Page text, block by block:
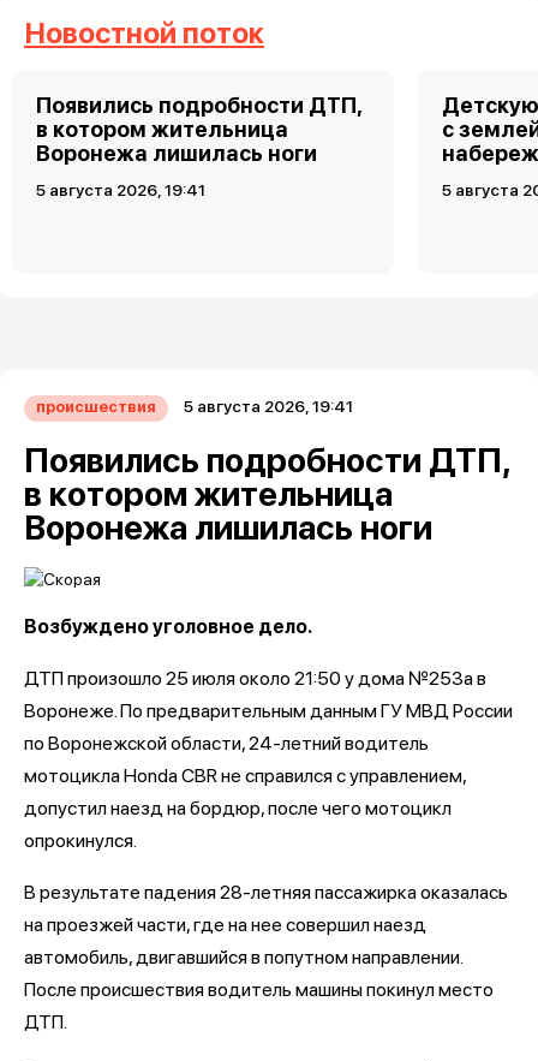
Новостной поток
Появились подробности ДТП,
в котором жительница
Воронежа лишилась ноги
5 августа 2026, 19:41
с
5 августа
происшествия 5 августа 2026, 19:41
Появились подробности ДТП,
в котором жительница
Воронежа лишилась ноги
Возбуждено уголовное дело.
ДТП произошло 25 июля около 21:50 у дома №253а в
Воронеже. По предварительным данным ГУ МВД России
по Воронежской области, 24-летний водитель
мотоцикла Honda CBR не справился с управлением,
допустил наезд на бордюр, после чего мотоцикл
опрокинулся.
В результате падения 28-летняя пассажирка оказалась
на проезжей части, где на нее совершил наезд
автомобиль, двигавшийся в попутном направлении.
После происшествия водитель машины покинул место
ДТП.